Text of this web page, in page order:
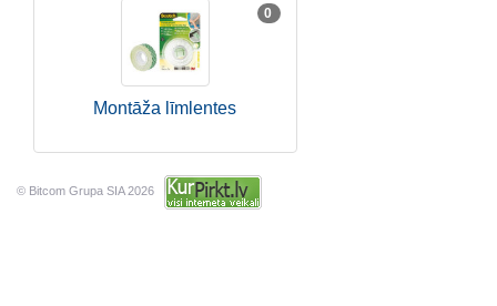
0
Montāža līmlentes
© Bitcom Grupa SIA 2026